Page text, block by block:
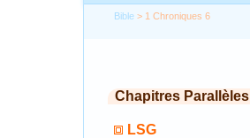
Bible > 1 Chroniques 6
Chapitres Parallèles
LSG